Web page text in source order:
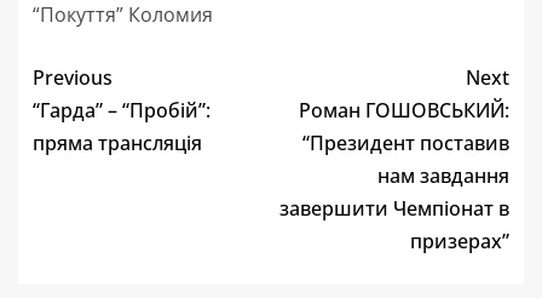
“Покуття” Коломия
Previous
“Гарда” – “Пробій”:
пряма трансляція
Next
Роман ГОШОВСЬКИЙ:
“Президент поставив
нам завдання
завершити Чемпіонат в
призерах”